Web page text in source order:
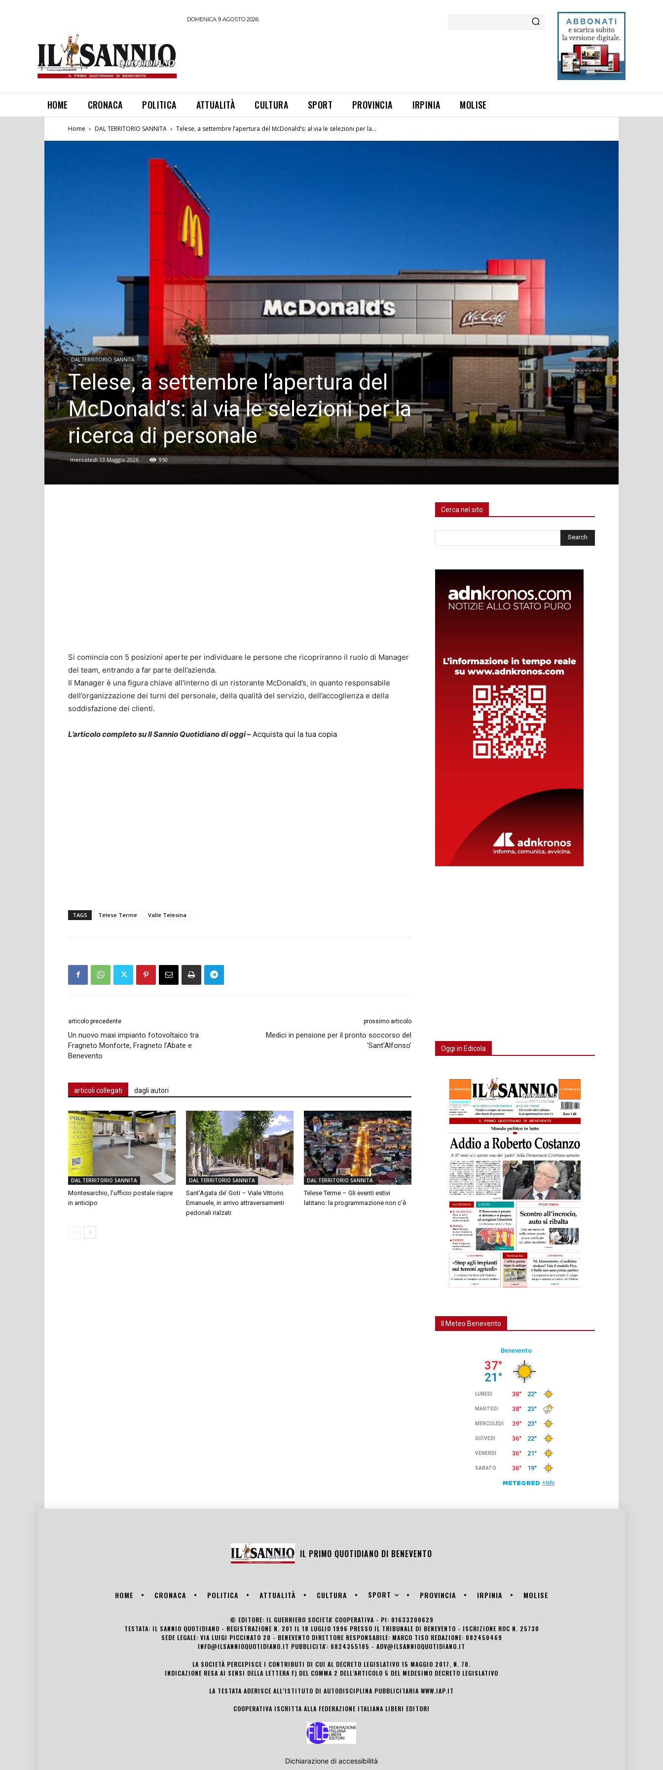
DOMENICA 9 AGOSTO 2026
HOME CRONACA POLITICA ATTUALITÀ CULTURA SPORT PROVINCIA IRPINIA MOLISE
Home DAL TERRITORIO SANNITA Telese, a settembre l’apertura del McDonald’s: al via le selezioni per la...
DAL TERRITORIO SANNITA
Telese, a settembre l’apertura del
McDonald’s: al via le selezioni per la
ricerca di personale
mercoledì 13 Maggio 2026 950
Si comincia con 5 posizioni aperte per individuare le persone che ricopriranno il ruolo di Manager
del team, entrando a far parte dell’azienda.
Il Manager è una figura chiave all’interno di un ristorante McDonald’s, in quanto responsabile
dell’organizzazione dei turni del personale, della qualità del servizio, dell’accoglienza e della
soddisfazione dei clienti.
L’articolo completo su Il Sannio Quotidiano di oggi – Acquista qui la tua copia
TAGS Telese Terme Valle Telesina
articolo precedente
Un nuovo maxi impianto fotovoltaico tra
Fragneto Monforte, Fragneto l’Abate e
Benevento
prossimo articolo
Medici in pensione per il pronto soccorso del
‘Sant’Alfonso’
articoli collegati dagli autori
DAL TERRITORIO SANNITA
Montesarchio, l’ufficio postale riapre
in anticipo
DAL TERRITORIO SANNITA
Sant’Agata de’ Goti – Viale Vittorio
Emanuele, in arrivo attraversamenti
pedonali rialzati
DAL TERRITORIO SANNITA
Telese Terme – Gli eventi estivi
latitano: la programmazione non c’è
Cerca nel sito
Oggi in Edicola
Il Meteo Benevento
IL PRIMO QUOTIDIANO DI BENEVENTO
HOME CRONACA POLITICA ATTUALITÀ CULTURA SPORT PROVINCIA IRPINIA MOLISE
© EDITORE: IL GUERRIERO SOCIETA' COOPERATIVA - PI: 01633200629
TESTATA: IL SANNIO QUOTIDIANO - REGISTRAZIONE N. 201 IL 18 LUGLIO 1996 PRESSO IL TRIBUNALE DI BENEVENTO - ISCRIZIONE ROC N. 25730
SEDE LEGALE: VIA LUIGI PICCINATO 20 - BENEVENTO DIRETTORE RESPONSABILE: MARCO TISO REDAZIONE: 082450469
INFO@ILSANNIOQUOTIDIANO.IT PUBBLICITA': 0824355185 - ADV@ILSANNIOQUOTIDIANO.IT
LA SOCIETÀ PERCEPISCE I CONTRIBUTI DI CUI AL DECRETO LEGISLATIVO 15 MAGGIO 2017, N. 70.
INDICAZIONE RESA AI SENSI DELLA LETTERA F) DEL COMMA 2 DELL’ARTICOLO 5 DEL MEDESIMO DECRETO LEGISLATIVO
LA TESTATA ADERISCE ALL’ISTITUTO DI AUTODISCIPLINA PUBBLICITARIA WWW.IAP.IT
COOPERATIVA ISCRITTA ALLA FEDERAZIONE ITALIANA LIBERI EDITORI
Dichiarazione di accessibilità